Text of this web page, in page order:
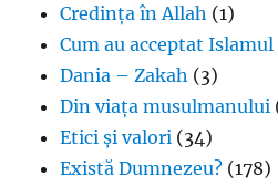
Credința în Allah (1)
Cum au acceptat Islamul
Dania – Zakah (3)
Din viața musulmanului
Etici și valori (34)
Există Dumnezeu? (178)